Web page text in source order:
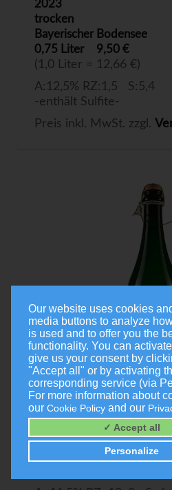
2023
trocken
Bayerischer Bodensee
0,75 Liter
9,50 €
(1,0 Liter = 12,66 €)
A:12,5% RZ:1,5 S:5,4
-enthält Sulfite-
Preis inkl. MwSt. zzgl.
Jo-Secco
Trocken
9,00 €
Our website uses cookies
media buttons to analyze
is used and to offer you the
functionality. You can
give us your consent by
"Accept all" or by activating
corresponding service (via
For more information about
our Cookie Policy and our
✓ Accept all
Personalize